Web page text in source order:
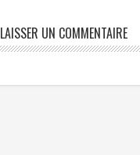
LAISSER UN COMMENTAIRE